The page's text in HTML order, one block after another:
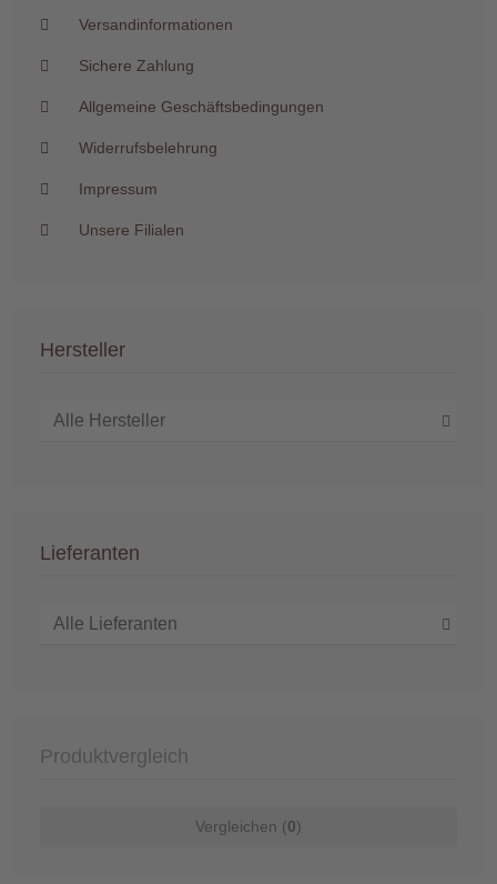
Versandinformationen
Sichere Zahlung
Allgemeine Geschäftsbedingungen
Widerrufsbelehrung
Impressum
Unsere Filialen
Hersteller
Lieferanten
Produktvergleich
Vergleichen (0)